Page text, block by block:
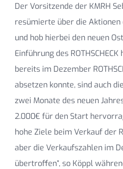
Der Vorsitzende der KMRH
resümierte über die Aktionen
und hob hierbei den neuen
Einführung des
bereits im Dezember
absetzen konnte, sind auch
zwei Monate des neuen
2.000€ für den Start
hohe Ziele beim Verkauf der
aber die Verkaufszahlen im
übertroffen“, so Köppl